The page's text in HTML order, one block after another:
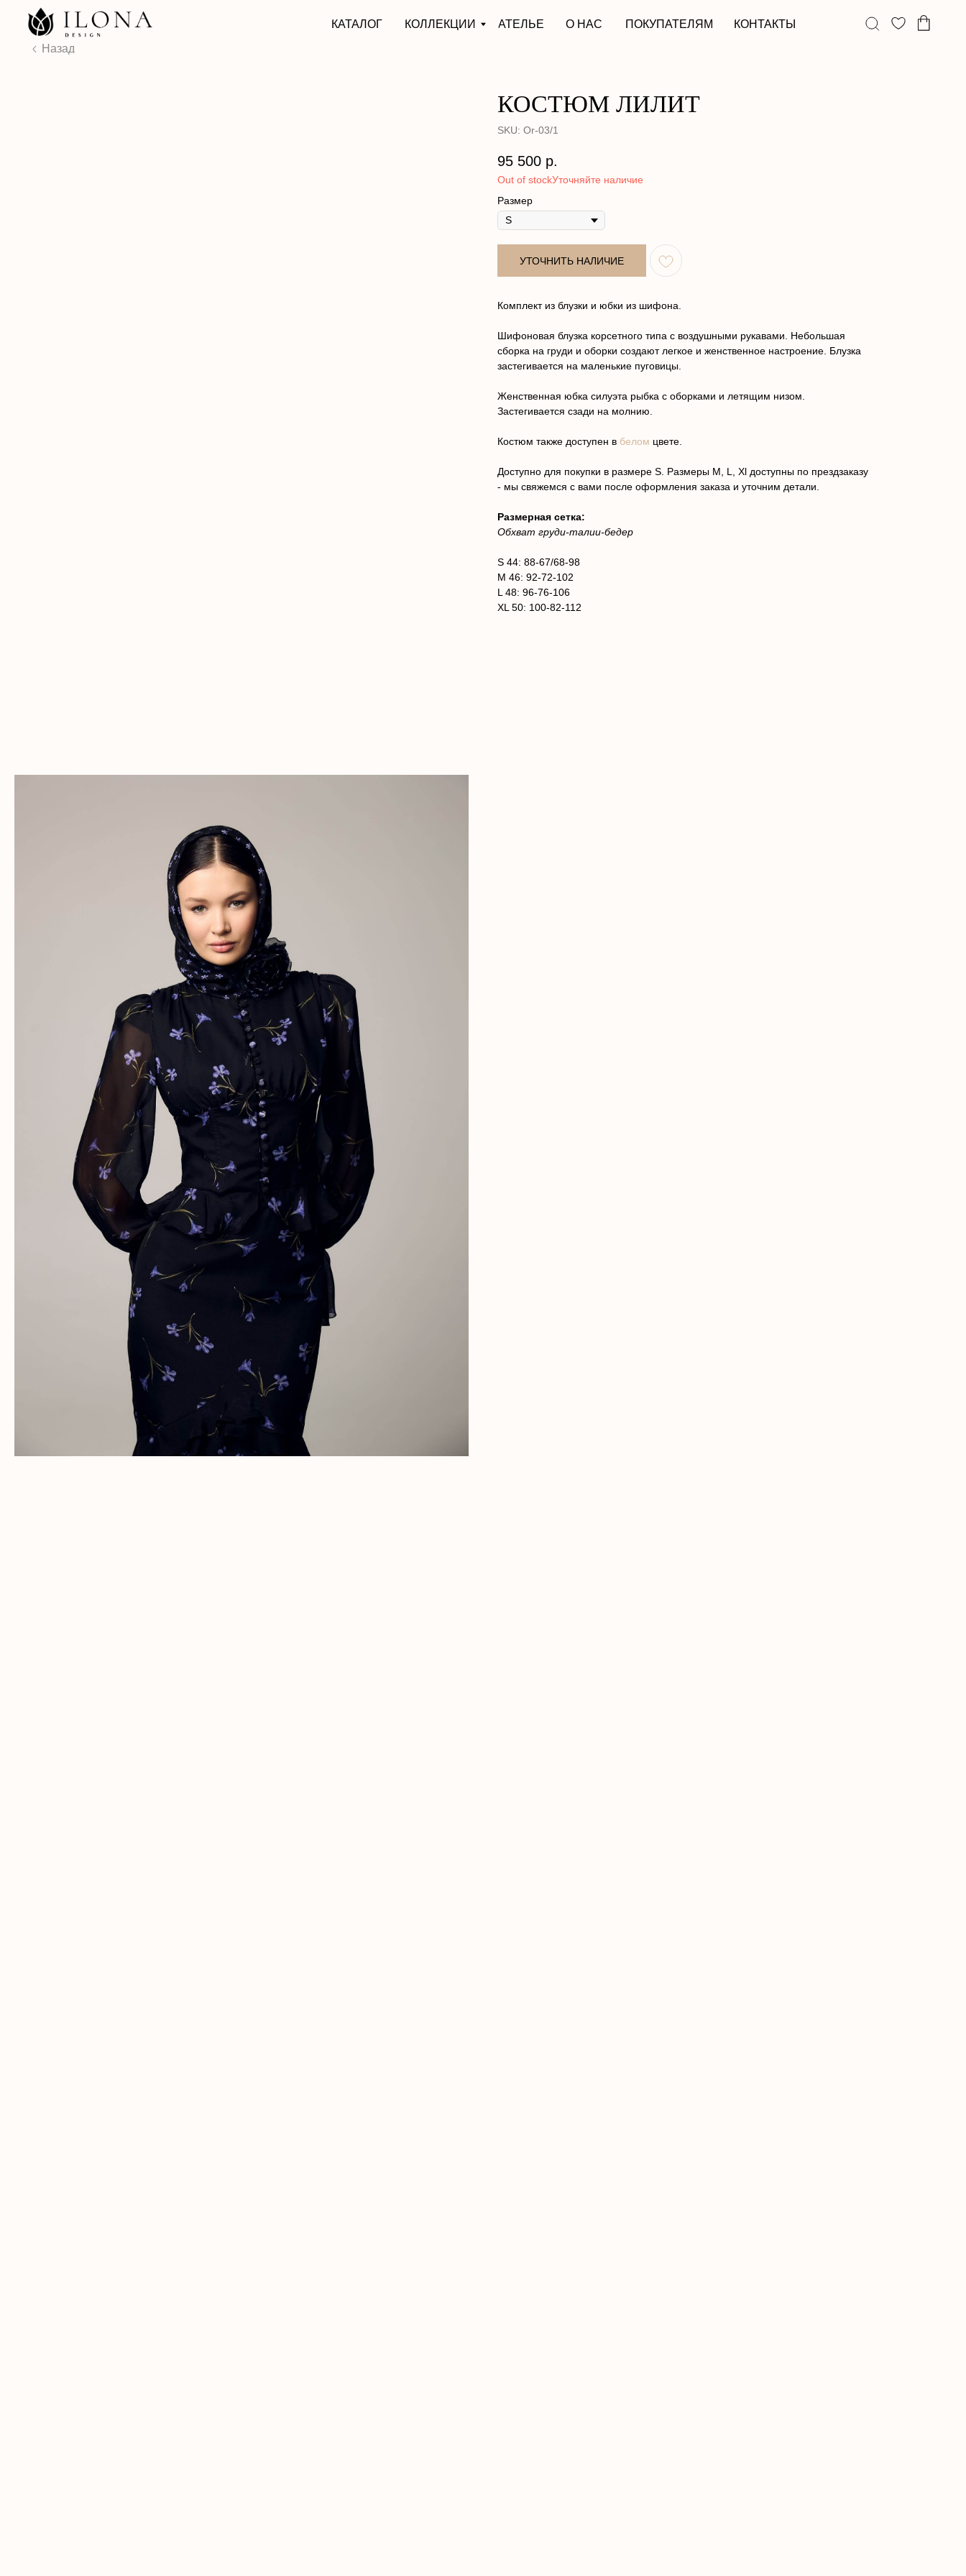
КАТАЛОГ АТЕЛЬЕ
КОЛЛЕКЦИИ КОНТАКТЫ
О НАС ПОКУПАТЕЛЯМ
Назад
КОСТЮМ ЛИЛИТ
SKU: Or-03/1
95 500 р.
Out of stock
Размер
УТОЧНИТЬ НАЛИЧИЕ
Комплект из блузки и юбки из шифона.
Шифоновая блузка корсетного типа с воздушными рукавами. Небольшая
сборка на груди и оборки создают легкое и женственное настроение. Блузка
застегивается на маленькие пуговицы.
Женственная юбка силуэта рыбка с оборками и летящим низом.
Застегивается сзади на молнию.
Костюм также доступен в белом цвете.
Доступно для покупки в размере S. Размеры M, L, Xl доступны по прездзаказу
- мы свяжемся с вами после оформления заказа и уточним детали.
Размерная сетка:
Обхват груди-талии-бедер
S 44: 88-67/68-98
M 46: 92-72-102
L 48: 96-76-106
XL 50: 100-82-112